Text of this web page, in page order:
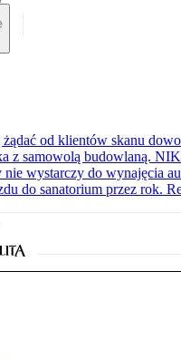
od klientów skanu
z samowolą budowlaną.
nie wystarczy do wynajęcia
do sanatorium przez rok.